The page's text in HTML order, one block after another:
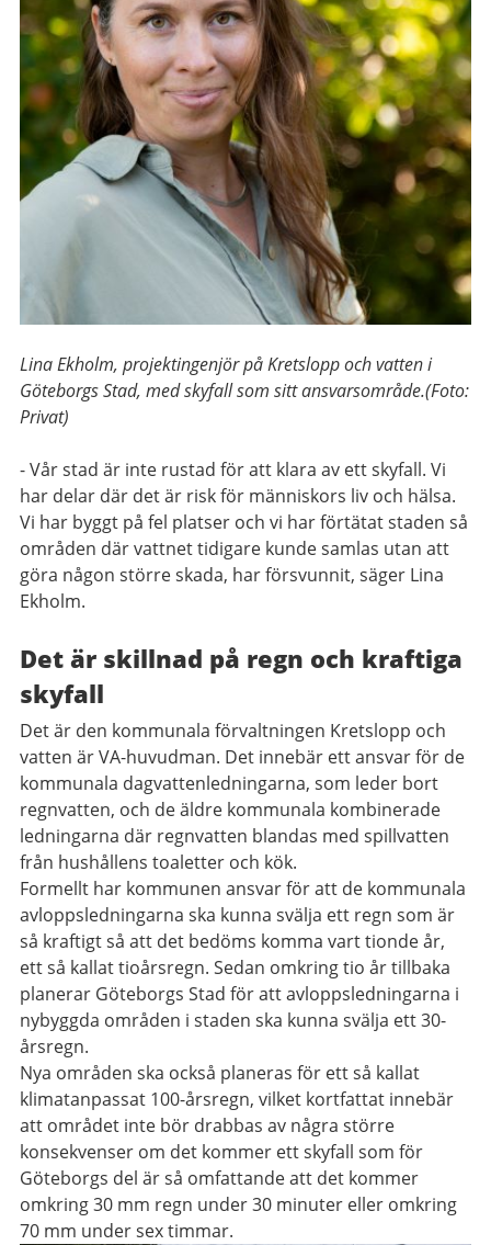
Lina Ekholm, projektingenjör på Kretslopp och vatten i
Göteborgs Stad, med skyfall som sitt ansvarsområde.(Foto:
Privat)
- Vår stad är inte rustad för att klara av ett skyfall. Vi
har delar där det är risk för människors liv och hälsa.
Vi har byggt på fel platser och vi har förtätat staden så
områden där vattnet tidigare kunde samlas utan att
göra någon större skada, har försvunnit, säger Lina
Ekholm.
Det är skillnad på regn och kraftiga
skyfall
Det är den kommunala förvaltningen Kretslopp och
vatten är VA-huvudman. Det innebär ett ansvar för de
kommunala dagvattenledningarna, som leder bort
regnvatten, och de äldre kommunala kombinerade
ledningarna där regnvatten blandas med spillvatten
från hushållens toaletter och kök.
Formellt har kommunen ansvar för att de kommunala
avloppsledningarna ska kunna svälja ett regn som är
så kraftigt så att det bedöms komma vart tionde år,
ett så kallat tioårsregn. Sedan omkring tio år tillbaka
planerar Göteborgs Stad för att avloppsledningarna i
nybyggda områden i staden ska kunna svälja ett 30-
årsregn.
Nya områden ska också planeras för ett så kallat
klimatanpassat 100-årsregn, vilket kortfattat innebär
att området inte bör drabbas av några större
konsekvenser om det kommer ett skyfall som för
Göteborgs del är så omfattande att det kommer
omkring 30 mm regn under 30 minuter eller omkring
70 mm under sex timmar.